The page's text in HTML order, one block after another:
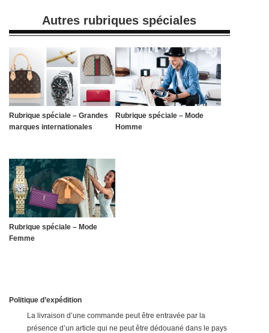
Autres rubriques spéciales
Rubrique spéciale – Grandes
marques internationales
Rubrique spéciale – Mode
Homme
Rubrique spéciale – Mode
Femme
Politique d’expédition
La livraison d’une commande peut être entravée par la
présence d’un article qui ne peut être dédouané dans le pays